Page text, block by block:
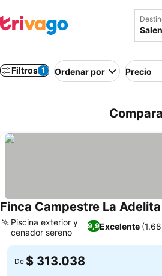
Filtros 1 Ordenar por Precio
Finca Campestre La Adelita
9,9Excelente
Piscina exterior y
cenador sereno
De $ 313.038